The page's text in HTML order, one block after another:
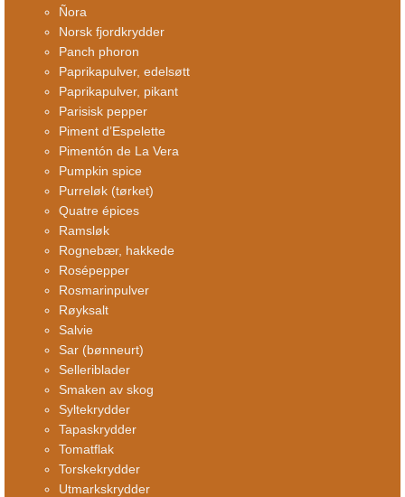
Ñora
Norsk fjordkrydder
Panch phoron
Paprikapulver, edelsøtt
Paprikapulver, pikant
Parisisk pepper
Piment d’Espelette
Pimentón de La Vera
Pumpkin spice
Purreløk (tørket)
Quatre épices
Ramsløk
Rognebær, hakkede
Rosépepper
Rosmarinpulver
Røyksalt
Salvie
Sar (bønneurt)
Selleriblader
Smaken av skog
Syltekrydder
Tapaskrydder
Tomatflak
Torskekrydder
Utmarkskrydder